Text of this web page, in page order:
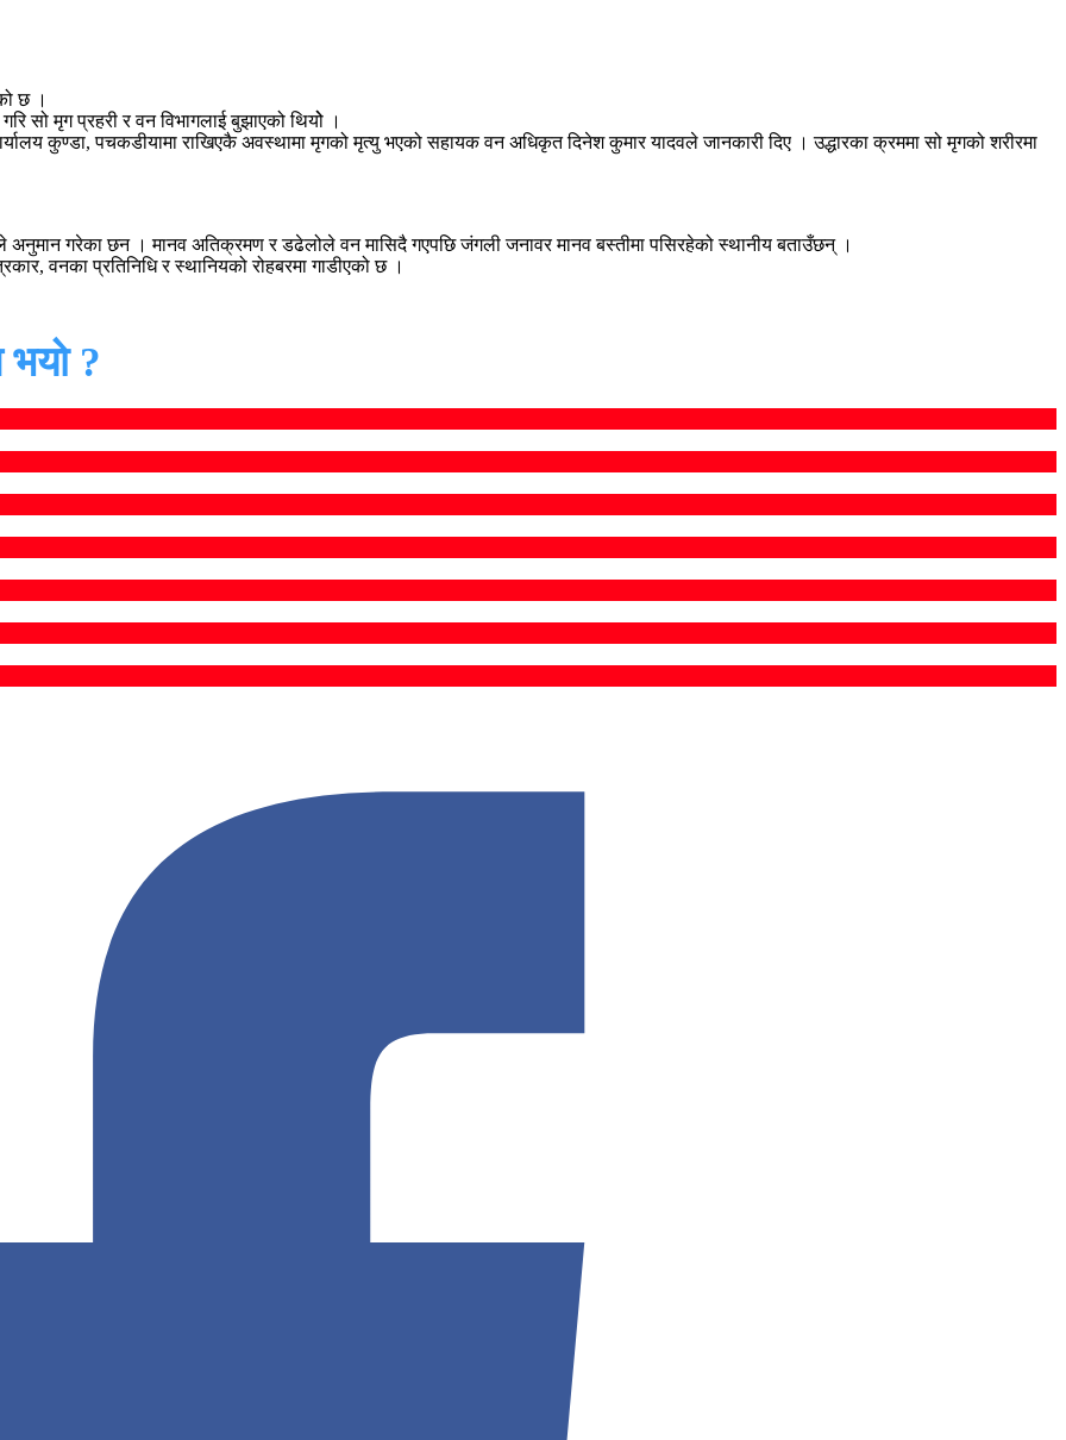
छ ।
सो मृग प्रहरी र वन विभागलाई बुझाएको थियोे ।
कुण्डा, पचकडीयामा राखिएकै अवस्थामा मृगको मृत्यु भएको सहायक वन अधिकृत दिनेश कुमार यादवले जानकारी दिए । उद्धारका क्रममा सो मृगको शरीरमा
अनुमान गरेका छन । मानव अतिक्रमण र डढेलोले वन मासिदै गएपछि जंगली जनावर मानव बस्तीमा पसिरहेको स्थानीय बताउँछन् ।
वनका प्रतिनिधि र स्थानियको रोहबरमा गाडीएको छ ।
?